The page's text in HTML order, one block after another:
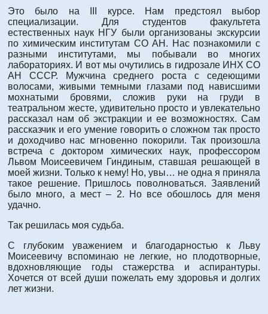
Это было на III курсе. Нам предстоял выбор
специализации. Для студентов факультета
естественных наук НГУ были организованы экскурсии
по химическим институтам СО АН. Нас познакомили с
разными институтами, мы побывали во многих
лабораториях. И вот мы очутились в гидрозале ИНХ СО
АН СССР. Мужчина среднего роста с седеющими
волосами, живыми темными глазами под нависшими
мохнатыми бровями, сложив руки на груди в
театральном жесте, удивительно просто и увлекательно
рассказал нам об экстракции и ее возможностях. Сам
рассказчик и его умение говорить о сложном так просто
и доходчиво нас мгновенно покорили. Так произошла
встреча с доктором химических наук, профессором
Львом Моисеевичем Гиндиным, ставшая решающей в
моей жизни. Только к нему! Но, увы… не одна я приняла
такое решение. Пришлось поволноваться. Заявлений
было много, а мест – 2. Но все обошлось для меня
удачно.
Так решилась моя судьба.
С глубоким уважением и благодарностью к Льву
Моисеевичу вспоминаю не легкие, но плодотворные,
вдохновляющие годы стажерства и аспирантуры.
Хочется от всей души пожелать ему здоровья и долгих
лет жизни.